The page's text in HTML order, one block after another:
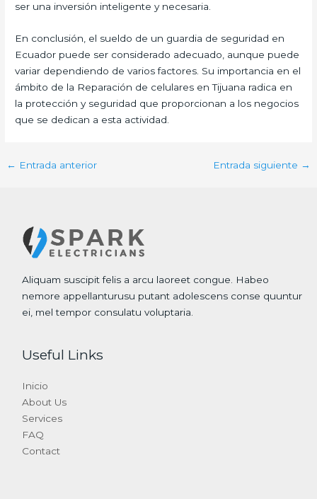
ser una inversión inteligente y necesaria.
En conclusión, el sueldo de un guardia de seguridad en
Ecuador puede ser considerado adecuado, aunque puede
variar dependiendo de varios factores. Su importancia en el
ámbito de la Reparación de celulares en Tijuana radica en
la protección y seguridad que proporcionan a los negocios
que se dedican a esta actividad.
← Entrada anterior Entrada siguiente →
Aliquam suscipit felis a arcu laoreet congue. Habeo
nemore appellanturusu putant adolescens conse quuntur
ei, mel tempor consulatu voluptaria.
Useful Links
Inicio
About Us
Services
FAQ
Contact